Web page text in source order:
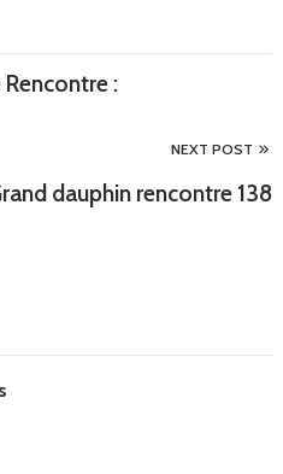
:
NEXT POST
dauphin rencontre 138